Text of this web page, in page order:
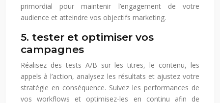
primordial pour maintenir l’engagement de votre
audience et atteindre vos objectifs marketing.
5. tester et optimiser vos
campagnes
Réalisez des tests A/B sur les titres, le contenu, les
appels à l’action, analysez les résultats et ajustez votre
stratégie en conséquence. Suivez les performances de
vos workflows et optimisez-les en continu afin de